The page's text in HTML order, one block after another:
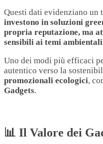
Questi dati evidenziano un
investono in soluzioni
propria reputazione, ma
sensibili ai temi
Uno dei modi più efficaci
autentico verso la
promozionali ecologici,
Gadgets.
📊 Il Valore dei